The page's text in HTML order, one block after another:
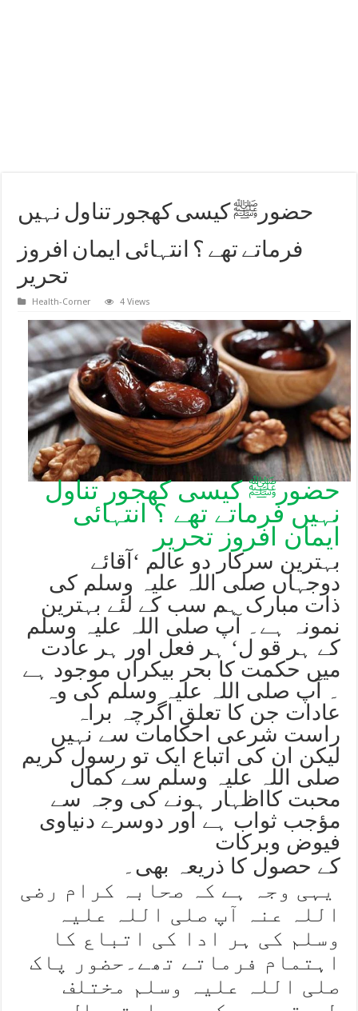
حضورﷺ کیسی کھجور تناول نہیں
فرماتے تھے ؟ انتہائی ایمان افروز
تحریر
Health-Corner 4 Views
حضورﷺ کیسی کھجور تناول
نہیں فرماتے تھے ؟ انتہائی
ایمان افروز تحریر
بہترین سرکار دو عالم ‘آقائے
دوجہاں صلی اللہ علیہ وسلم کی
ذات مبارک ہم سب کے لئے بہترین
نمونہ ہے۔ آپ صلی اللہ علیہ وسلم
کے ہر قو ل‘ ہر فعل اور ہر عادت
میں حکمت کا بحر بیکراں موجود ہے
۔ آپ صلی اللہ علیہ وسلم کی وہ
عادات جن کا تعلق اگرچہ براہ
راست شرعی احکامات سے نہیں
لیکن ان کی اتباع ایک تو رسول کریم
صلی اللہ علیہ وسلم سے کمال
محبت کااظہار ہونے کی وجہ سے
مؤجب ثواب ہے اور دوسرے دنیاوی
فیوض وبرکات
کے حصول کا ذریعہ بھی۔
یہی وجہ ہے کہ صحابہ کرام رضی
اللہ عنہ آپ صلی اللہ علیہ
وسلم کی ہر ادا کی اتباع کا
اہتمام فرماتے تھے۔حضور پاک
صلی اللہ علیہ وسلم مختلف